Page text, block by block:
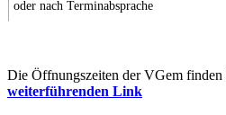
oder nach Terminabsprache
Die Öffnungszeiten der VGem finden
weiterführenden Link